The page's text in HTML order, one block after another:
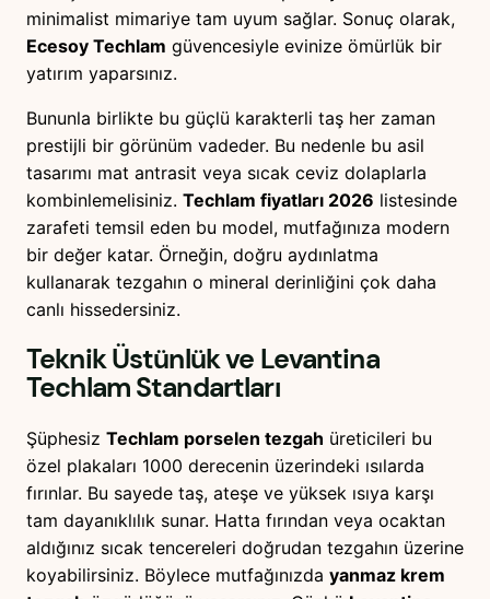
minimalist mimariye tam uyum sağlar. Sonuç olarak,
Ecesoy Techlam güvencesiyle evinize ömürlük bir
yatırım yaparsınız.
Bununla birlikte bu güçlü karakterli taş her zaman
prestijli bir görünüm vadeder. Bu nedenle bu asil
tasarımı mat antrasit veya sıcak ceviz dolaplarla
kombinlemelisiniz. Techlam fiyatları 2026 listesinde
zarafeti temsil eden bu model, mutfağınıza modern
bir değer katar. Örneğin, doğru aydınlatma
kullanarak tezgahın o mineral derinliğini çok daha
canlı hissedersiniz.
Teknik Üstünlük ve Levantina
TechlamStandartları
Şüphesiz Techlam porselen tezgah üreticileri bu
özel plakaları 1000 derecenin üzerindeki ısılarda
fırınlar. Bu sayede taş, ateşe ve yüksek ısıya karşı
tam dayanıklılık sunar. Hatta fırından veya ocaktan
aldığınız sıcak tencereleri doğrudan tezgahın üzerine
koyabilirsiniz. Böylece mutfağınızda yanmaz krem